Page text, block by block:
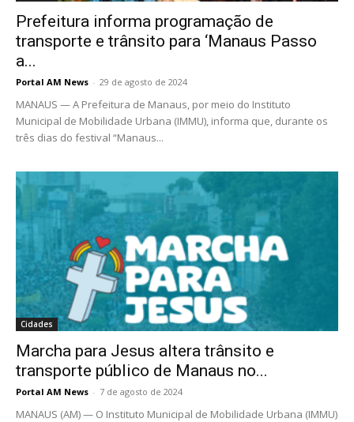
Prefeitura informa programação de
transporte e trânsito para ‘Manaus Passo
a...
Portal AM News - 29 de agosto de 2024
MANAUS — A Prefeitura de Manaus, por meio do Instituto
Municipal de Mobilidade Urbana (IMMU), informa que, durante os
três dias do festival “Manaus...
Cidades
Marcha para Jesus altera trânsito e
transporte público de Manaus no...
Portal AM News - 7 de agosto de 2024
MANAUS (AM) — O Instituto Municipal de Mobilidade Urbana (IMMU)